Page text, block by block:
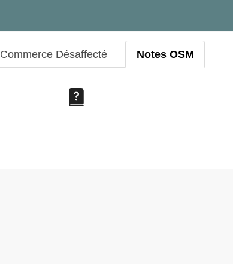
Commerce Désaffecté Notes OSM